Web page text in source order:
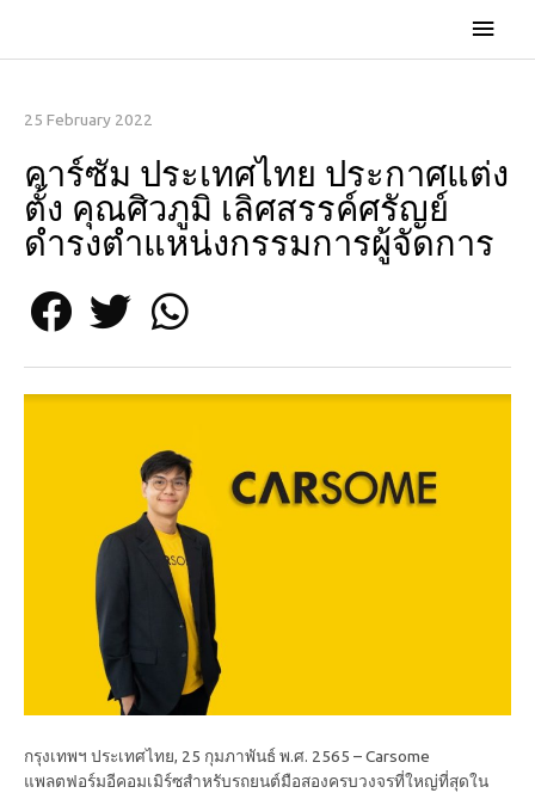
25 February 2022
คาร์ซัม ประเทศไทย ประกาศแต่ง
ตั้ง คุณศิวภูมิ เลิศสรรค์ศรัญย์
ดำรงตำแหน่งกรรมการผู้จัดการ
กรุงเทพฯ ประเทศไทย, 25 กุมภาพันธ์ พ.ศ. 2565 – Carsome
แพลตฟอร์มอีคอมเมิร์ซสำหรับรถยนต์มือสองครบวงจรที่ใหญ่ที่สุดใน